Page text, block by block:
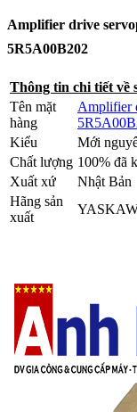
Amplifier drive
5R5A00B202
Thông tin chi tiết về
Tên mặt
hàng
Amplifier
Kiểu
Mới
Chất lượng 100% đã
Xuất xứ
Nhật Bản
Hãng sản
xuất